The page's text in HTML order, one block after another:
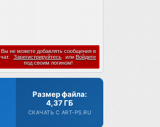
Вы не можете добавлять сообщения в
чат.
Зарегистрируйтесь или Войдите
под своим логином!
Размер файла:
4,37 ГБ
СКАЧАТЬ С ART-PS.RU